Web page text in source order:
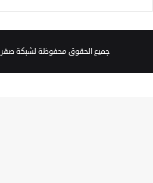
جميع الحقوق محفوظة لشبكة صقر